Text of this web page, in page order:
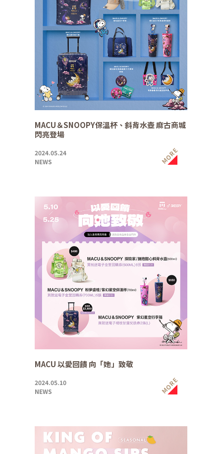
MACU＆SNOOPY保溫杯、斜背水壺 麻古商城
閃亮登場
2024.05.24
NEWS
MORE
MACU 以愛回饋 向「她」致敬
2024.05.10
NEWS
MORE